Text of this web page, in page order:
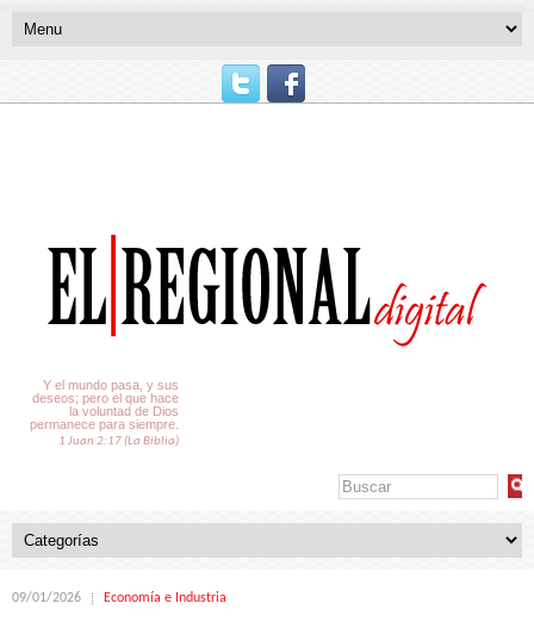
Y el mundo pasa, y sus
deseos; pero el que hace
la voluntad de Dios
permanece para siempre.
1 Juan 2:17 (La Biblia)
09/01/2026 Economía e Industria